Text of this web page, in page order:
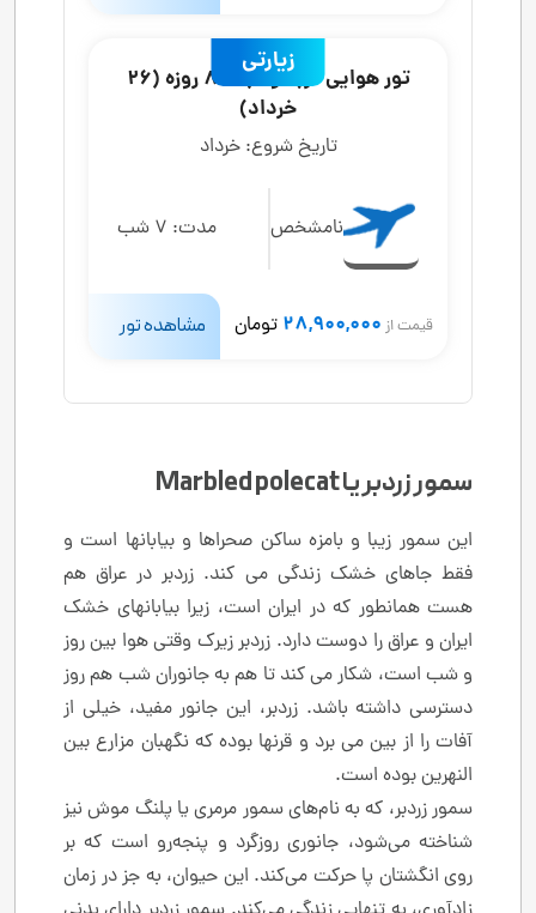
زیارتی
تور هوایی کربلا و نجف 8 روزه (26
خرداد)
تاریخ شروع: خرداد
نامشخص مدت: 7 شب
قیمت از 28,900,000 تومان مشاهده تور
سمور زردبر یا Marbled polecat
این سمور زیبا و بامزه ساکن صحراها و بیابانها است و
فقط جاهای خشک زندگی می کند. زردبر در عراق هم
هست همانطور که در ایران است، زیرا بیابانهای خشک
ایران و عراق را دوست دارد. زردبر زیرک وقتی هوا بین روز
و شب است، شکار می کند تا هم به جانوران شب هم روز
دسترسی داشته باشد. زردبر، این جانور مفید، خیلی از
آفات را از بین می برد و قرنها بوده که نگهبان مزارع بین
النهرین بوده است.
سمور زردبر، که به نام‌های سمور مرمری یا پلنگ موش نیز
شناخته می‌شود، جانوری روزگرد و پنجه‌رو است که بر
روی انگشتان پا حرکت می‌کند. این حیوان، به جز در زمان